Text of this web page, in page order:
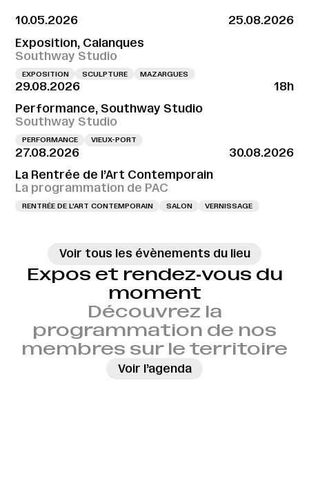
10.05.2026
25.08.2026
Exposition, Calanques
Southway Studio
EXPOSITION SCULPTURE MAZARGUES
29.08.2026
18h
Performance, Southway Studio
Southway Studio
PERFORMANCE VIEUX-PORT
27.08.2026
30.08.2026
La Rentrée de l’Art Contemporain
La programmation de PAC
RENTRÉE DE L'ART CONTEMPORAIN SALON VERNISSAGE
Voir tous les évènements du lieu
Expos et rendez‑vous du
moment
Découvrez la
programmation de nos
membres sur le territoire
Voir l’agenda